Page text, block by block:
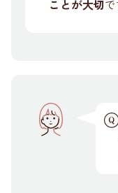
ことが大切で